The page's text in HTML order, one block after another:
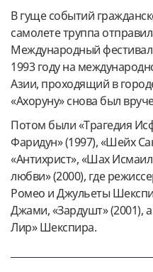
В гуще событий
самолете труппа
Международный
1993 году на
Азии, проходящий в
«Ахоруну» снова был
Потом были «Трагедия
Фаридун» (1997), «Шейх
«Антихрист», «Шах
любви» (2000), где
Ромео и Джульеты
Джами, «Зардушт» (2001),
Лир» Шекспира.